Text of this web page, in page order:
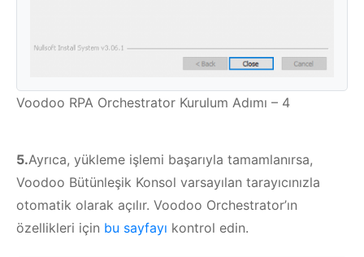
Voodoo RPA Orchestrator Kurulum Adımı – 4
5.Ayrıca, yükleme işlemi başarıyla tamamlanırsa,
Voodoo Bütünleşik Konsol varsayılan tarayıcınızla
otomatik olarak açılır. Voodoo Orchestrator’ın
özellikleri için bu sayfayı kontrol edin.